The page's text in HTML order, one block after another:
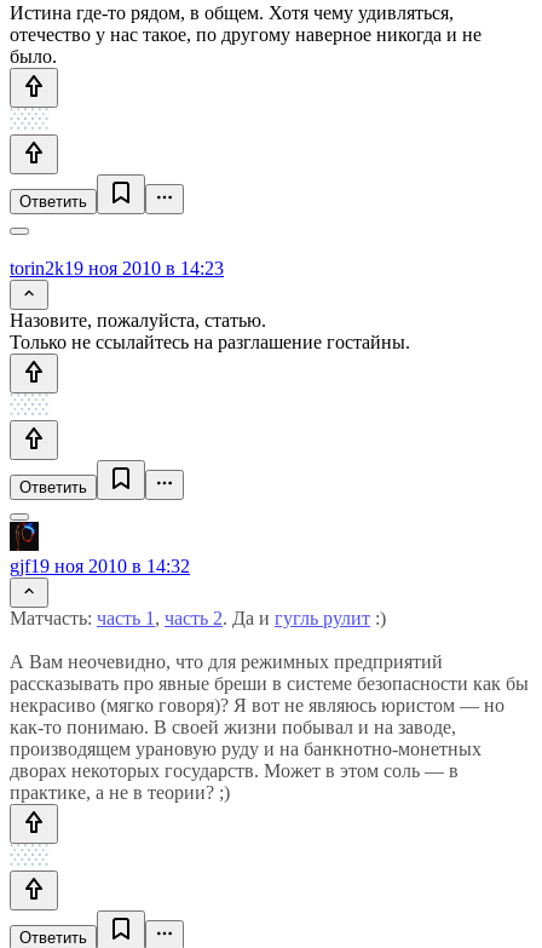
Истина где-то рядом, в общем. Хотя чему удивляться,
отечество у нас такое, по другому наверное никогда и не
было.
Ответить
torin2k19 ноя 2010 в 14:23
Назовите, пожалуйста, статью.
Только не ссылайтесь на разглашение гостайны.
Ответить
gjf19 ноя 2010 в 14:32
Матчасть: часть 1 , часть 2. Да и гугль рулит :)
А Вам неочевидно, что для режимных предприятий
рассказывать про явные бреши в системе безопасности как бы
некрасиво (мягко говоря)? Я вот не являюсь юристом — но
как-то понимаю. В своей жизни побывал и на заводе,
производящем урановую руду и на банкнотно-монетных
дворах некоторых государств. Может в этом соль — в
практике, а не в теории? ;)
Ответить